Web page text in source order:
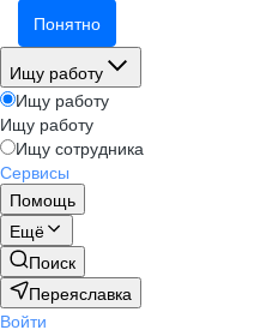
Понятно
Ищу работу
Ищу работу
Ищу работу
Ищу сотрудника
Сервисы
Помощь
Ещё
Поиск
Переяславка
Войти